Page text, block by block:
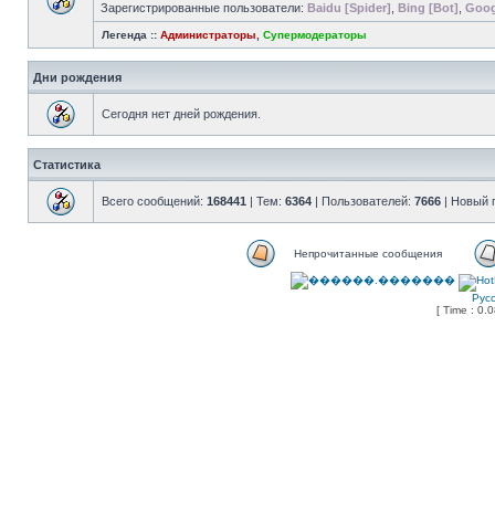
Зарегистрированные пользователи: Baidu [Spider] Bing [Bot]
Легенда :: Администраторы Супермодераторы
Дни рождения
Сегодня нет дней рождения.
Статистика
Всего сообщений: 168441 | Тем: 6364 | Пользователей: 7666 | Новый
Непрочитанные сообщения
[ Time :